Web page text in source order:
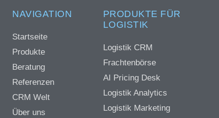
NAVIGATION
Startseite
Produkte
Beratung
Referenzen
CRM Welt
Über uns
PRODUKTE FÜR
LOGISTIK
Logistik CRM
Frachtenbörse
AI Pricing Desk
Logistik Analytics
Logistik Marketing